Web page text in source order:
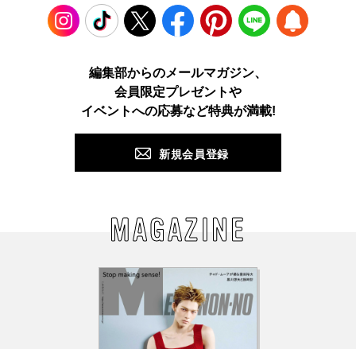
TikTok Facebook Pinterest LINE
編集部からのメールマガジン、
会員限定プレゼントや
イベントへの応募など特典が満載!
新規会員登録
MAGAZINE